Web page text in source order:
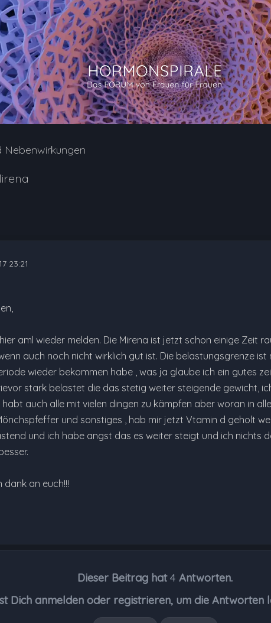
Nebenwirkungen
23:21
aml wieder melden. Die Mirena ist jetzt schon einige Zeit
auch noch nicht wirklich gut ist. Die belastungsgrenze
wieder bekommen habe , was ja glaube ich ein gutes
stark belastet die das stetig weiter steigende gewicht,
habt auch alle mit vielen dingen zu kämpfen aber woran in
und sonstiges , hab mir jetzt Vtamin d geholt
und ich habe angst das es weiter steigt und ich nichts
dank an euch!!!
Dieser Beitrag hat4 Antworten.
Dich anmelden oder registrieren, um die Antworten